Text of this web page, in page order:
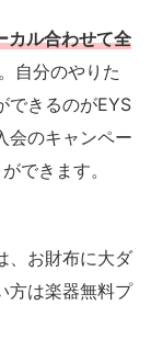
カル合わせて全
自分のやりた
できるのがEYS
会のキャンペー
できます。
、お財布に大ダ
方は楽器無料プ